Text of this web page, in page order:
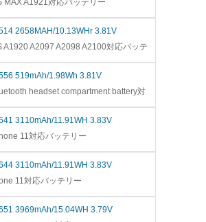
MAX A1921対応バッテリー
2658MAH/10.13WHr 3.81V
A1920 A2097 A2098 A2100対応バッテ
519mAh/1.98Wh 3.81V
headset compartment battery対
3110mAh/11.91WH 3.83V
11対応バッテリー
3110mAh/11.91WH 3.83V
11対応バッテリー
3969mAh/15.04WH 3.79V